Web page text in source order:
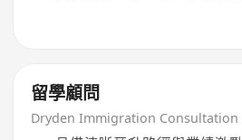
留學顧問